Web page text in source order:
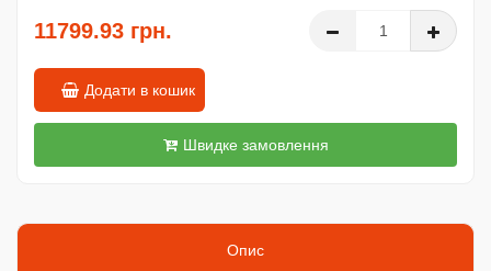
11799.93 грн.
Додати в кошик
Швидке замовлення
Опис